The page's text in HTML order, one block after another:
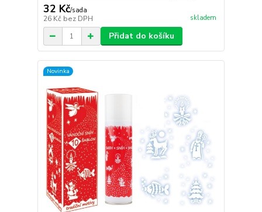
32 Kč/sada
26 Kč bez DPH skladem
Přidat do košíku
Novinka